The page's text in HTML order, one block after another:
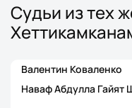
Судьи из тех
Валентин Коваленко
Наваф Абдулла Гайят